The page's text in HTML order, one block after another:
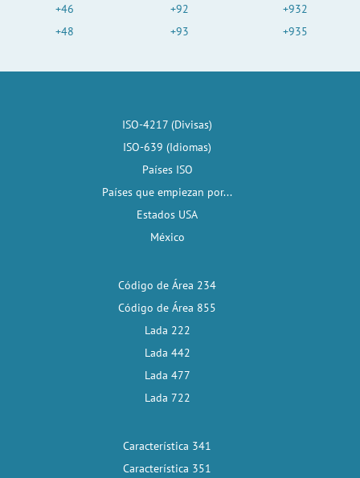
+46
+48
+92
+93
+932
+935
ISO-4217 (Divisas)
ISO-639 (Idiomas)
Países ISO
Países que empiezan por...
Estados USA
México
Código de Área 234
Código de Área 855
Lada 222
Lada 442
Lada 477
Lada 722
Característica 341
Característica 351